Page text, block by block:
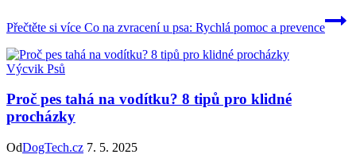
Přečtěte si více Co na zvracení u psa: Rychlá pomoc a prevence
Výcvik Psů
Proč pes tahá na vodítku? 8 tipů pro klidné
procházky
OdDogTech.cz 7. 5. 2025